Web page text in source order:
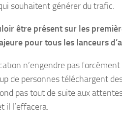
souhaitent générer du trafic.
être présent sur les
pour tous les lanceurs
n’engendre pas
de personnes téléchargent
pas tout de suite aux
il l’effacera.